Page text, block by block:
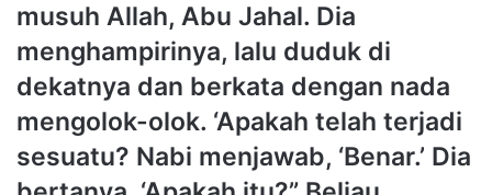
musuh Allah, Abu Jahal. Dia
menghampirinya, lalu duduk di
dekatnya dan berkata dengan nada
mengolok-olok. ‘Apakah telah terjadi
sesuatu? Nabi menjawab, ‘Benar.’ Dia